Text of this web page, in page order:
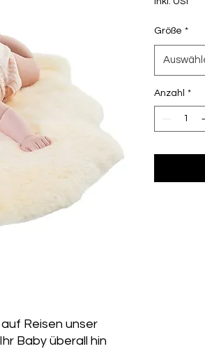
Reisen unser
Baby überall hin
Größe *
Anzahl *